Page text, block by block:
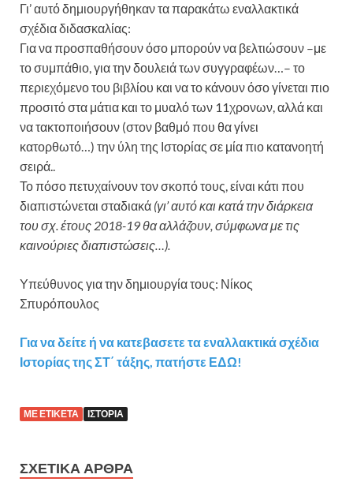
Γι’ αυτό δημιουργήθηκαν τα παρακάτω εναλλακτικά
σχέδια διδασκαλίας:
Για να προσπαθήσουν όσο μπορούν να βελτιώσουν –με
το συμπάθιο, για την δουλειά των συγγραφέων…– το
περιεχόμενο του βιβλίου και να το κάνουν όσο γίνεται πιο
προσιτό στα μάτια και το μυαλό των 11χρονων, αλλά και
να τακτοποιήσουν (στον βαθμό που θα γίνει
κατορθωτό…) την ύλη της Ιστορίας σε μία πιο κατανοητή
σειρά..
Το πόσο πετυχαίνουν τον σκοπό τους, είναι κάτι που
διαπιστώνεται σταδιακά (γι’ αυτό και κατά την διάρκεια
του σχ. έτους 2018-19 θα αλλάζουν, σύμφωνα με τις
καινούριες διαπιστώσεις…).
Υπεύθυνος για την δημιουργία τους: Νίκος
Σπυρόπουλος
Για να δείτε ή να κατεβασετε τα εναλλακτικά σχέδια
Ιστορίας της ΣΤ΄ τάξης, πατήστε ΕΔΩ!
ΜΕ ΕΤΙΚΈΤΑ ΙΣΤΟΡΊΑ
ΣΧΕΤΙΚΆ ΆΡΘΡΑ